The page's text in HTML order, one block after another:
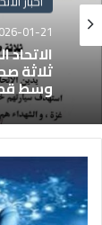
01-21
ثلاثة
وسط